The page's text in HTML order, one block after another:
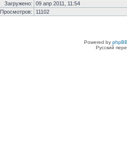
Загружено:
09 апр 2011, 11:54
Просмотров:
11102
Powered by
Русский